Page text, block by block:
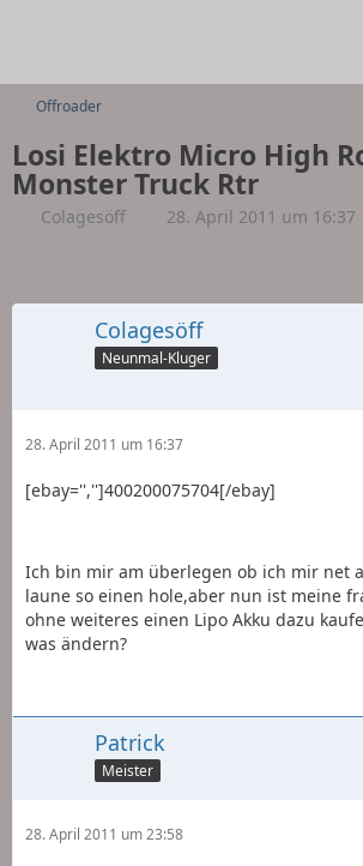
Offroader
Losi Elektro Micro High
Monster Truck Rtr
Colagesöff 28. April 2011 um 16:37
Colagesöff
Neunmal-Kluger
28. April 2011 um 16:37
[ebay='','']400200075704[/ebay]
Ich bin mir am überlegen ob ich mir net
laune so einen hole,aber nun ist meine
ohne weiteres einen Lipo Akku dazu
was ändern?
Patrick
Meister
28. April 2011 um 23:58